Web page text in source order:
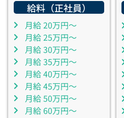
給料（正社員）
月給 20万円～
月給 25万円～
月給 30万円～
月給 35万円～
月給 40万円～
月給 45万円～
月給 50万円～
月給 60万円～